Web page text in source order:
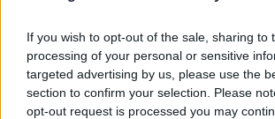
If you wish to opt-out of the sale, sharing to
processing of your personal or sensitive
targeted advertising by us, please use the
section to confirm your selection. Please
opt-out request is processed you may
αυτά τα τρία επίπεδα, καθώς και το
δεικτών NCIe που υποστηρίζει
επιπέδων, το οποίο συνίσταται από
βάσης πράσινου δικτύου και